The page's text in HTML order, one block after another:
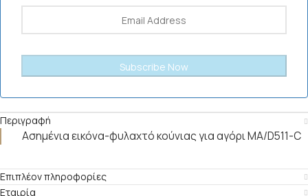
Περιγραφή
Ασημένια εικόνα-φυλαχτό κούνιας για αγόρι MA/D511-C
Επιπλέον πληροφορίες
Εταιρία